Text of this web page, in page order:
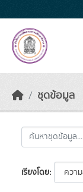
ชุดข้อมูล
เรียงโดย